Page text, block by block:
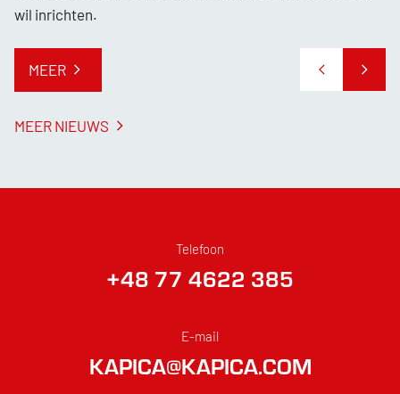
wil inrichten.
MEER
MEER NIEUWS
Telefoon
+48 77 4622 385
E-mail
KAPICA@KAPICA.COM